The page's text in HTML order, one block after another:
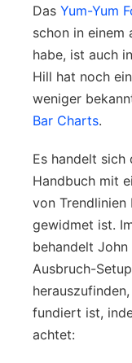
Das Yum-Yum
schon in einem
habe, ist auch
Hill hat noch
weniger
Bar Charts.
Es handelt sich
Handbuch mit
von Trendlinien
gewidmet ist.
behandelt
Ausbruch-
fundiert ist,
achtet: